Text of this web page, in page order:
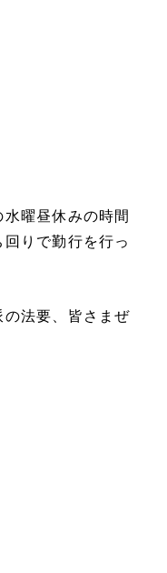
曜昼休みの時間
りで勤行を行っ
法要、皆さまぜ